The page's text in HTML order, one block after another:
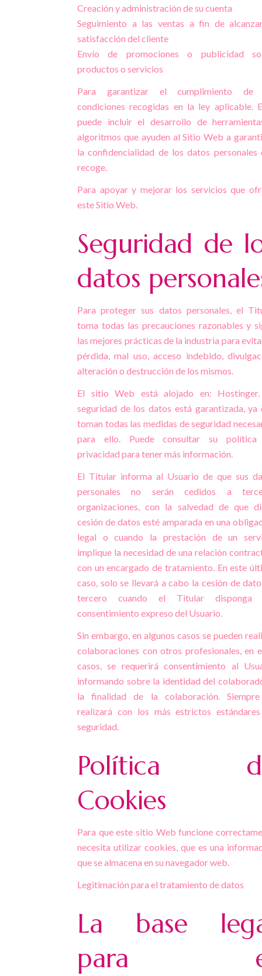
Creación y administración de su cuenta
Seguimiento a las ventas a fin de
satisfacción del cliente
Envío de promociones o publicidad
productos o servicios
Para garantizar el cumplimiento de
condiciones recogidas en la ley aplicable.
puede incluir el desarrollo de
algoritmos que ayuden al Sitio Web a
la confidencialidad de los datos personales
recoge.
Para apoyar y mejorar los servicios que
este Sitio Web.
Seguridad de
datos
Para proteger sus datos personales, el
toma todas las precauciones razonables y
las mejores prácticas de la industria para
pérdida, mal uso, acceso indebido,
alteración o destrucción de los mismos.
El sitio Web está alojado en:
seguridad de los datos está garantizada, ya
toman todas las medidas de seguridad
para ello. Puede consultar su política
privacidad para tener más información.
El Titular informa al Usuario de que sus
personales no serán cedidos a
organizaciones, con la salvedad de que
cesión de datos esté amparada en una
legal o cuando la prestación de un
implique la necesidad de una relación
con un encargado de tratamiento. En este
caso, solo se llevará a cabo la cesión de
tercero cuando el Titular disponga
consentimiento expreso del Usuario.
Sin embargo, en algunos casos se pueden
colaboraciones con otros profesionales, en
casos, se requerirá consentimiento al
informando sobre la identidad del
la finalidad de la colaboración.
realizará con los más estrictos
seguridad.
Política
Cookies
Para que este sitio Web funcione
necesita utilizar cookies, que es una
que se almacena en su navegador web.
Legitimación para el tratamiento de datos
La base
para